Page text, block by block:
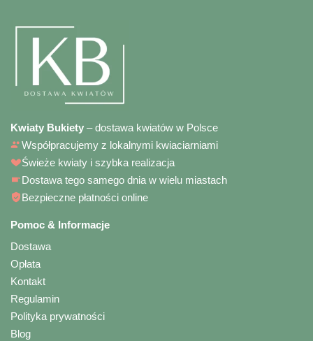
Kwiaty Bukiety – dostawa kwiatów w Polsce
Współpracujemy z lokalnymi kwiaciarniami
Świeże kwiaty i szybka realizacja
Dostawa tego samego dnia w wielu miastach
Bezpieczne płatności online
Pomoc & Informacje
Dostawa
Opłata
Kontakt
Regulamin
Polityka prywatności
Blog